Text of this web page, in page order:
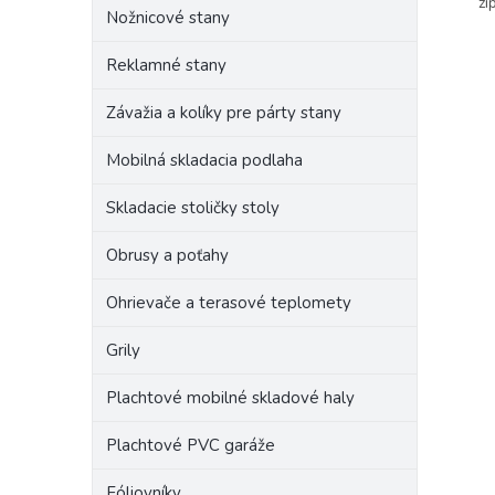
Nožnicové stany
Reklamné stany
Závažia a kolíky pre párty stany
Mobilná skladacia podlaha
Skladacie stoličky stoly
Obrusy a poťahy
Ohrievače a terasové teplomety
Grily
Plachtové mobilné skladové haly
Plachtové PVC garáže